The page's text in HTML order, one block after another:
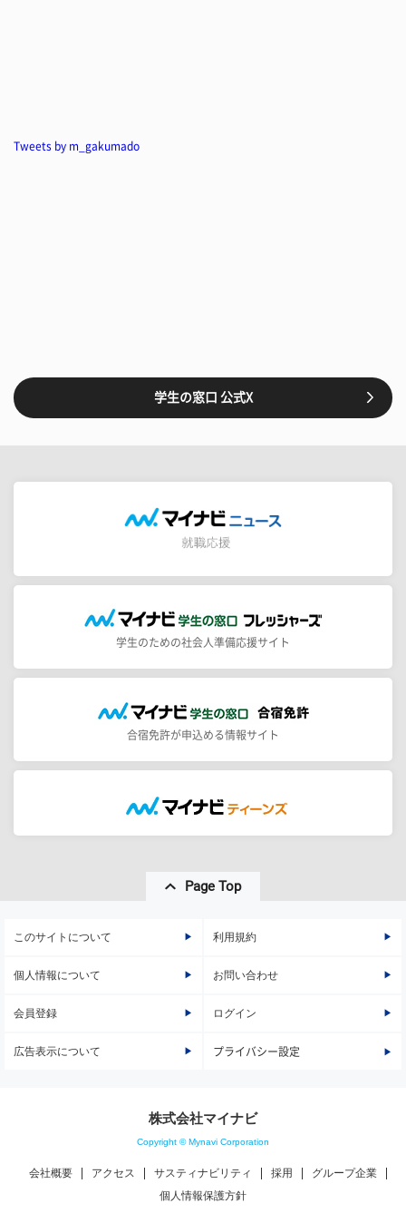
Tweets by m_gakumado
学生の窓口 公式X
学生のための社会人準備応援サイト
合宿免許が申込める情報サイト
Page Top
このサイトについて 利用規約
個人情報について お問い合わせ
会員登録 ログイン
広告表示について プライバシー設定
株式会社マイナビ
Copyright © Mynavi Corporation
会社概要 アクセス サスティナビリティ 採用
グループ企業
個人情報保護方針